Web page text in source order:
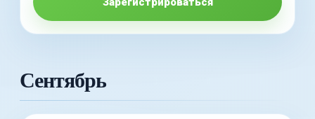
Сентябрь